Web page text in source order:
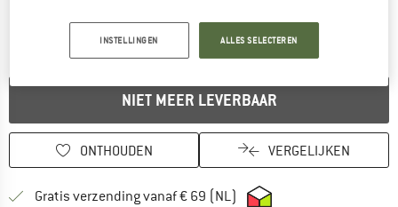
NIET MEER LEVERBAAR
ONTHOUDEN VERGELIJKEN
Gratis verzending vanaf € 69 (NL) Vind hier de
INSTELLINGEN ALLES SELECTEREN